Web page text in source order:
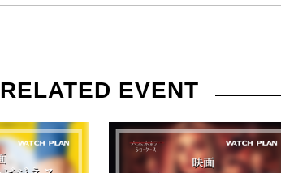
RELATED EVENT